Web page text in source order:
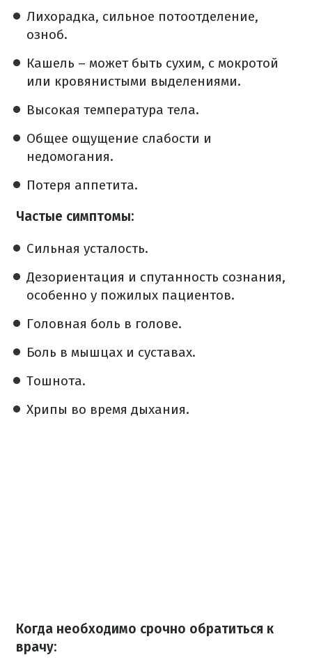
Лихорадка, сильное потоотделение,
озноб.
Кашель – может быть сухим, с мокротой
или кровянистыми выделениями.
Высокая температура тела.
Общее ощущение слабости и
недомогания.
Потеря аппетита.
Частые симптомы:
Сильная усталость.
Дезориентация и спутанность сознания,
особенно у пожилых пациентов.
Головная боль в голове.
Боль в мышцах и суставах.
Тошнота.
Хрипы во время дыхания.
Когда необходимо срочно обратиться к
врачу: